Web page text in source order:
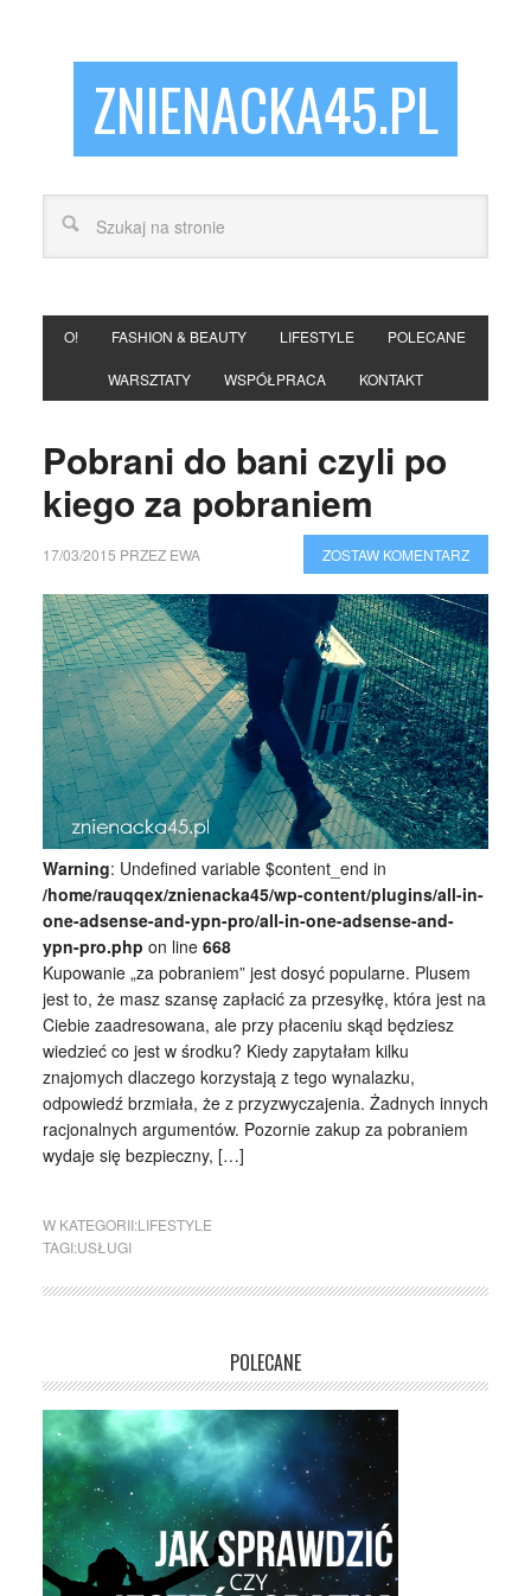
ZNIENACKA45.PL
O! FASHION & BEAUTY LIFESTYLE POLECANE
WARSZTATY WSPÓŁPRACA KONTAKT
Pobrani do bani czyli po
kiego za pobraniem
17/03/2015 PRZEZ EWA ZOSTAW KOMENTARZ
Warning: Undefined variable $content_end in
/home/rauqqex/znienacka45/wp-content/plugins/all-in-
one-adsense-and-ypn-pro/all-in-one-adsense-and-
ypn-pro.php on line 668
Kupowanie „za pobraniem” jest dosyć popularne. Plusem
jest to, że masz szansę zapłacić za przesyłkę, która jest na
Ciebie zaadresowana, ale przy płaceniu skąd będziesz
wiedzieć co jest w środku? Kiedy zapytałam kilku
znajomych dlaczego korzystają z tego wynalazku,
odpowiedź brzmiała, że z przyzwyczajenia. Żadnych innych
racjonalnych argumentów. Pozornie zakup za pobraniem
wydaje się bezpieczny, […]
W KATEGORII:LIFESTYLE
TAGI:USŁUGI
POLECANE